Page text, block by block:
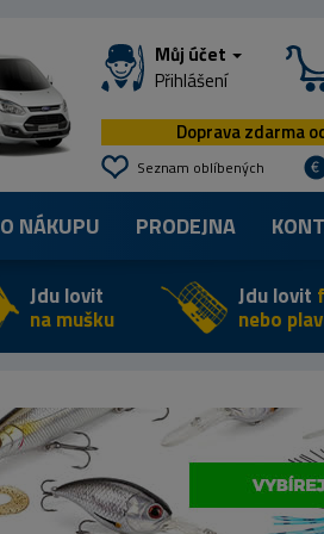
Můj účet
Přihlášení
Doprava zdarma
Seznam oblíbených
NÁKUPU PRODEJNA
Jdu lovit
na mušku
Jdu lovit
nebo